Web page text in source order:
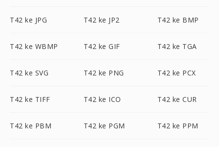
T42 ke JPG T42 ke JP2 T42 ke BMP
T42 ke WBMP T42 ke GIF T42 ke TGA
T42 ke SVG T42 ke PNG T42 ke PCX
T42 ke TIFF T42 ke ICO T42 ke CUR
T42 ke PBM T42 ke PGM T42 ke PPM